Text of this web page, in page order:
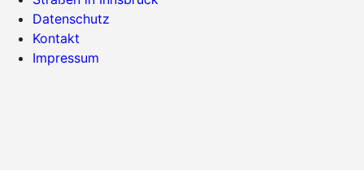
Datenschutz
Kontakt
Impressum